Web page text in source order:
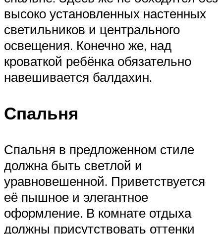
высоко установленных настенных
светильников и центрального
освещения. Конечно же, над
кроваткой ребёнка обязательно
навешивается балдахин.
Спальня
Спальня в предложенном стиле
должна быть светлой и
уравновешенной. Приветствуется
её пышное и элегантное
оформление. В комнате отдыха
должны присутствовать оттенки